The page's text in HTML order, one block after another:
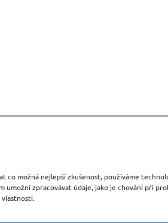
co možná nejlepší zkušenost, používáme
umožní zpracovávat údaje, jako je chování při